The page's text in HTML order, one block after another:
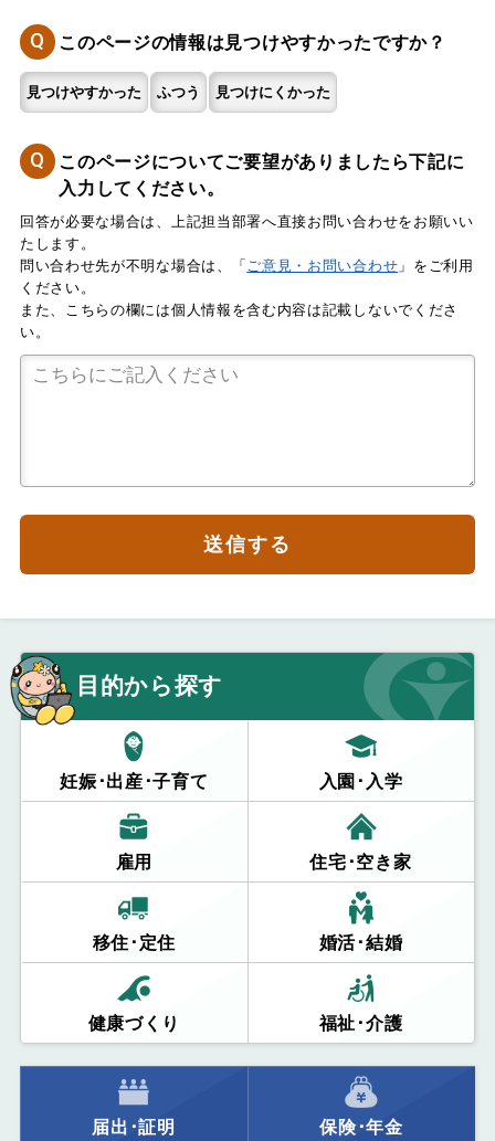
Q このページの情報は見つけやすかったですか？
見つけやすかった ふつう 見つけにくかった
Q
このページについてご要望がありましたら下記に
入力してください。
回答が必要な場合は、上記担当部署へ直接お問い合わせをお願いい
たします。
問い合わせ先が不明な場合は、「 ご意見・お問い合わせ 」をご利用
ください。
また、こちらの欄には個人情報を含む内容は記載しないでくださ
い。
送信する
目的から探す
妊娠･出産･子育て 入園･入学
雇用 住宅･空き家
移住･定住 婚活･結婚
健康づくり 福祉･介護
届出･証明 保険･年金